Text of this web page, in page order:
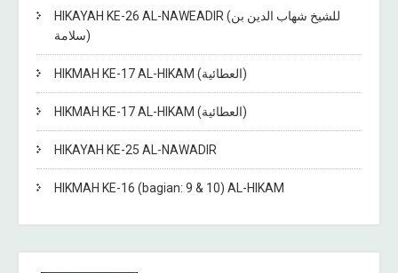
HIKAYAH KE-26 AL-NAWEADIR (للشيخ شهاب الدين بن
سلامة)
HIKMAH KE-17 AL-HIKAM (العطائية)
HIKMAH KE-17 AL-HIKAM (العطائية)
HIKAYAH KE-25 AL-NAWADIR
HIKMAH KE-16 (bagian: 9 & 10) AL-HIKAM